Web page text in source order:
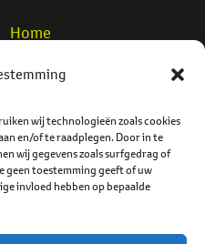
wij technologieën zoals cookies
en/of te raadplegen. Door in te
wij gegevens zoals surfgedrag of
geen toestemming geeft of uw
invloed hebben op bepaalde
Home
Utiliteitsbouw
Projecten
Contact